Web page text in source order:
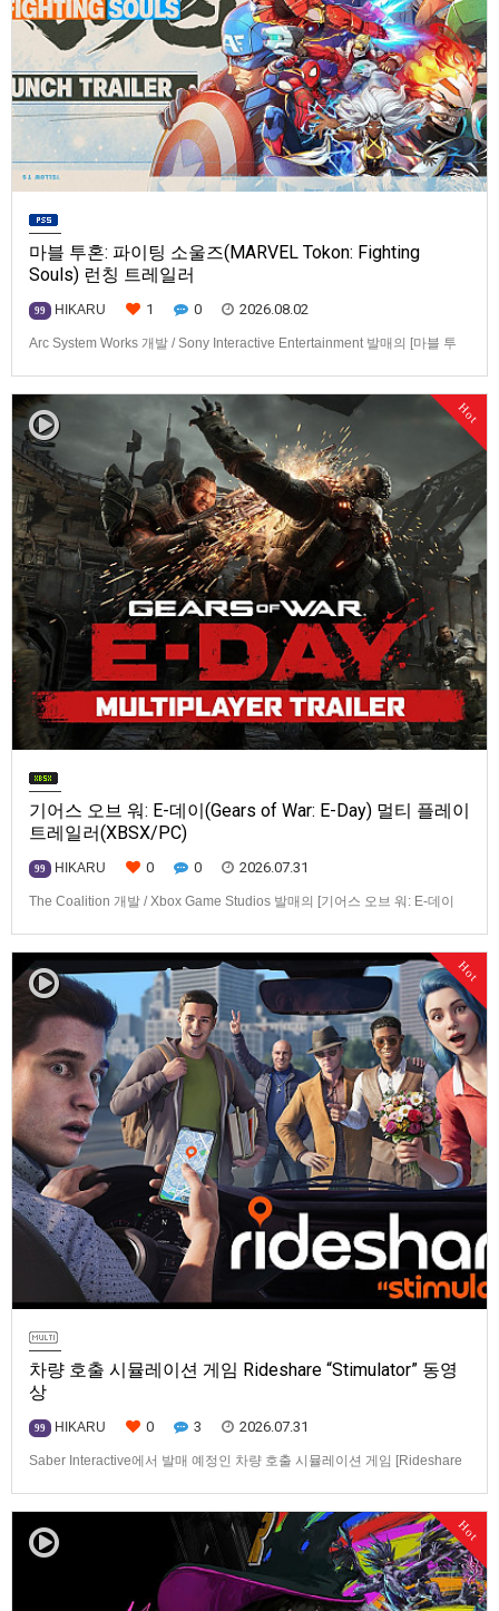
마블 투혼: 파이팅 소울즈(MARVEL Tokon: Fighting
Souls) 런칭 트레일러
99 HIKARU 1 0 2026.08.02
Arc System Works 개발 / Sony Interactive Entertainment 발매의 [마블 투
로 예정.
Hot
기어스 오브 워: E-데이(Gears of War: E-Day) 멀티 플레이
트레일러(XBSX/PC)
99 HIKARU 0 0 2026.07.31
The Coalition 개발 / Xbox Game Studios 발매의 [기어스 오브 워: E-데이
Hot
차량 호출 시뮬레이션 게임 Rideshare “Stimulator” 동영
상
99 HIKARU 0 3 2026.07.31
Saber Interactive에서 발매 예정인 차량 호출 시뮬레이션 게임 [Rideshare
을 운영하는 드라이버가 되어라'Rideshare "Stimulat…
Hot